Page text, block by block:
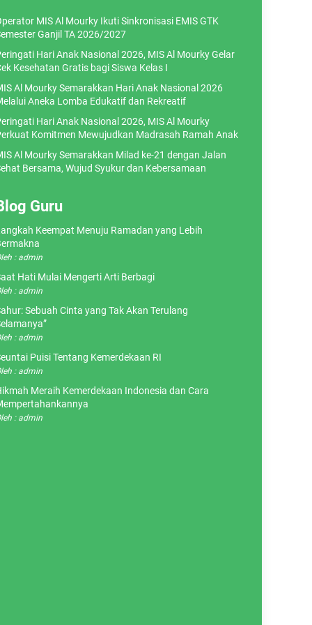
MIS Al Mourky Ikuti Sinkronisasi EMIS GTK
Ganjil TA 2026/2027
Hari Anak Nasional 2026, MIS Al Mourky Gelar
Kesehatan Gratis bagi Siswa Kelas I
Al Mourky Semarakkan Hari Anak Nasional 2026
Aneka Lomba Edukatif dan Rekreatif
Hari Anak Nasional 2026, MIS Al Mourky
Komitmen Mewujudkan Madrasah Ramah Anak
Al Mourky Semarakkan Milad ke-21 dengan Jalan
Bersama, Wujud Syukur dan Kebersamaan
Guru
Keempat Menuju Ramadan yang Lebih
: admin
Hati Mulai Mengerti Arti Berbagi
: admin
Sebuah Cinta yang Tak Akan Terulang
: admin
Puisi Tentang Kemerdekaan RI
: admin
Meraih Kemerdekaan Indonesia dan Cara
: admin